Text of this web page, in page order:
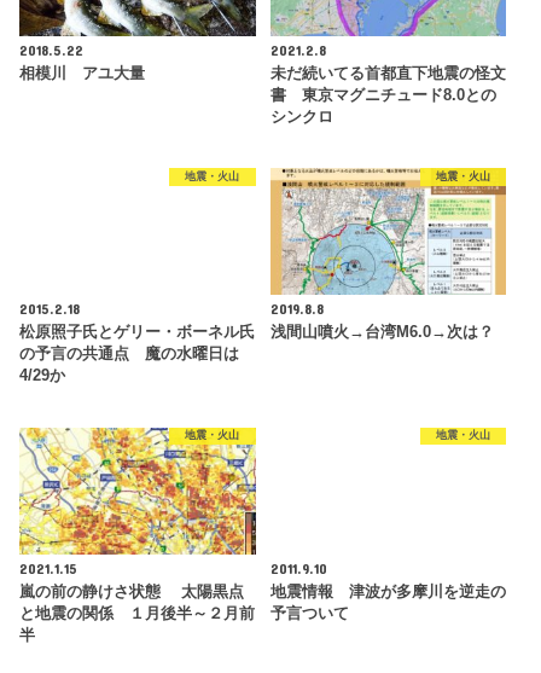
2018.5.22
相模川 アユ大量
2021.2.8
未だ続いてる首都直下地震の怪文
書 東京マグニチュード8.0との
シンクロ
地震・火山
2015.2.18
松原照子氏とゲリー・ボーネル氏
の予言の共通点 魔の水曜日は
4/29か
地震・火山
2019.8.8
浅間山噴火→台湾M6.0→次は？
地震・火山
2021.1.15
嵐の前の静けさ状態 太陽黒点
と地震の関係 １月後半～２月前
半
地震・火山
2011.9.10
地震情報 津波が多摩川を逆走の
予言ついて